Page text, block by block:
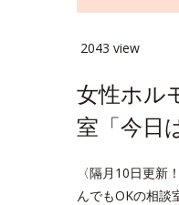
2043 view
女性ホル
室「今日
〈隔月10日更
んでもOKの相談